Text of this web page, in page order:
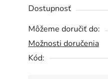
z
hviezdičiek.
Dostupnosť
Môžeme doručiť do:
Možnosti doručenia
Kód: